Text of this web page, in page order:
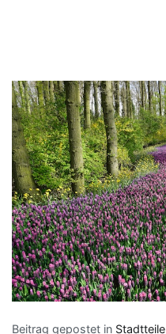
Beitrag gepostet in Stadtteile